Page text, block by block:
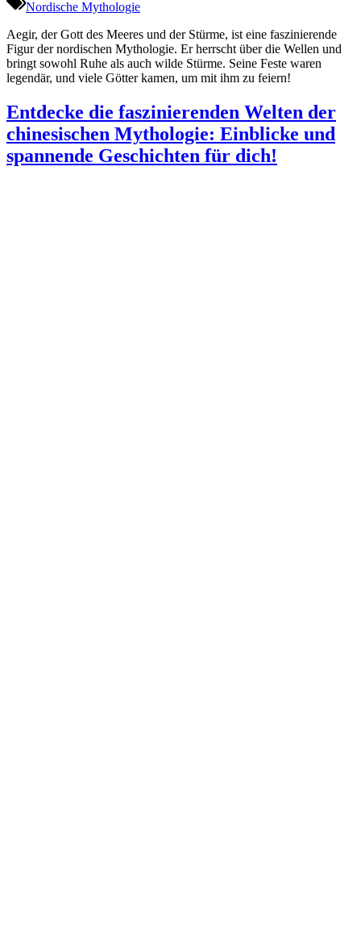
Nordische Mythologie
Aegir, der Gott des Meeres und der Stürme, ist eine faszinierende
Figur der nordischen Mythologie. Er herrscht über die Wellen und
bringt sowohl Ruhe als auch wilde Stürme. Seine Feste waren
legendär, und viele Götter kamen, um mit ihm zu feiern!
Entdecke die faszinierenden Welten der
chinesischen Mythologie: Einblicke und
spannende Geschichten für dich!